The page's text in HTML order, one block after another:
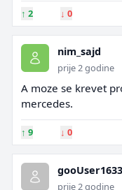
↑ 2 ↓ 0
nim_sajd
prije 2 godine
A moze se krevet
mercedes.
↑ 9 ↓ 0
prije 2 godine